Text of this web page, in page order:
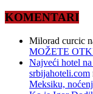
KOMENTARI
Milorad curcic
MOŽETE
Najveći hotel
srbijahoteli.com
Meksiku,